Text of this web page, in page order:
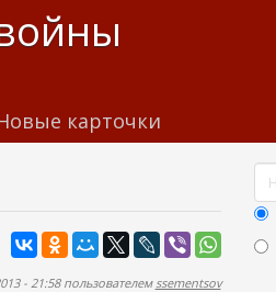
карточки
- 21:58 пользователемssementsov
о
р